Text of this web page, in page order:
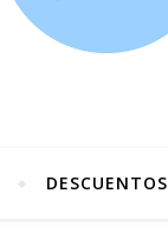
DESCUENTOS